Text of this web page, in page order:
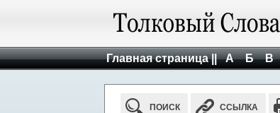
Главная страница || А Б В
ПОИСК ССЫЛКА